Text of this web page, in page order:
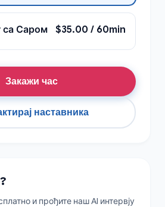
са Саром $35.00 / 60min
Закажи час
наставника
и прођите наш AI интервју